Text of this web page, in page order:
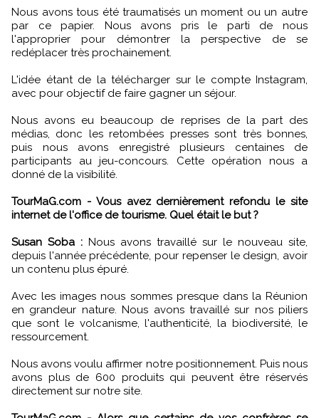
Nous avons tous été traumatisés un moment ou un autre
par ce papier. Nous avons pris le parti de nous
l'approprier pour démontrer la perspective de se
redéplacer très prochainement.
L'idée étant de la télécharger sur le compte Instagram,
avec pour objectif de faire gagner un séjour.
Nous avons eu beaucoup de reprises de la part des
médias, donc les retombées presses sont très bonnes,
puis nous avons enregistré plusieurs centaines de
participants au jeu-concours. Cette opération nous a
donné de la visibilité.
TourMaG.com - Vous avez dernièrement refondu le site
internet de l'office de tourisme. Quel était le but ?
Susan Soba : Nous avons travaillé sur le nouveau site,
depuis l'année précédente, pour repenser le design, avoir
un contenu plus épuré.
Avec les images nous sommes presque dans la Réunion
en grandeur nature. Nous avons travaillé sur nos piliers
que sont le volcanisme, l'authenticité, la biodiversité, le
ressourcement.
Nous avons voulu affirmer notre positionnement. Puis nous
avons plus de 600 produits qui peuvent être réservés
directement sur notre site.